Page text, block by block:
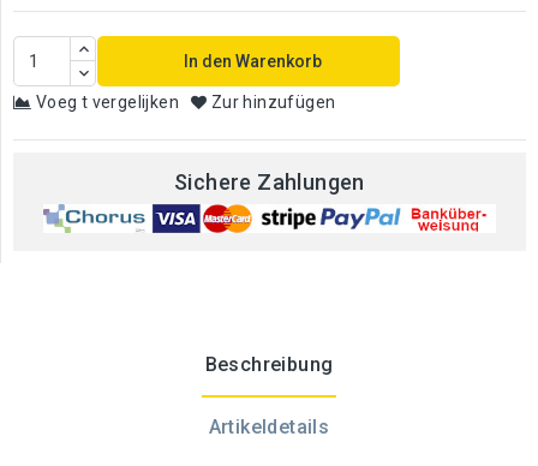
In den Warenkorb
Voeg t vergelijken Zur hinzufügen
Sichere Zahlungen
Beschreibung
Artikeldetails